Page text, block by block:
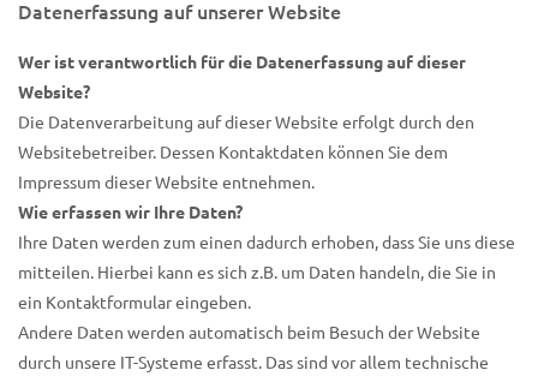
Datenerfassung auf unserer Website
Wer ist verantwortlich für die Datenerfassung auf dieser
Website?
Die Datenverarbeitung auf dieser Website erfolgt durch den
Websitebetreiber. Dessen Kontaktdaten können Sie dem
Impressum dieser Website entnehmen.
Wie erfassen wir Ihre Daten?
Ihre Daten werden zum einen dadurch erhoben, dass Sie uns diese
mitteilen. Hierbei kann es sich z.B. um Daten handeln, die Sie in
ein Kontaktformular eingeben.
Andere Daten werden automatisch beim Besuch der Website
durch unsere IT-Systeme erfasst. Das sind vor allem technische